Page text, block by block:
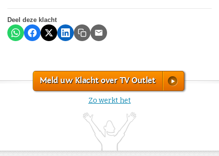
Deel deze klacht
Meld uw Klacht over TV Outlet
Zo werkt het